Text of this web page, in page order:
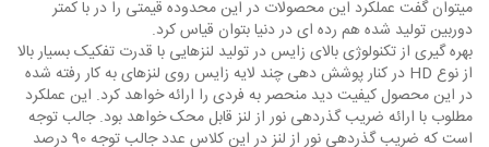
میتوان گفت عملکرد این محصولات در این محدوده قیمتی را در با کمتر
دوربین تولید شده هم رده ای در دنیا بتوان قیاس کرد.
بهره گیری از تکنولوژی بالای زایس در تولید لنزهایی با قدرت تفکیک بسیار بالا
از نوع HD در کنار پوشش دهی چند لایه زایس روی لنزهای به کار رفته شده
در این محصول کیفیت دید منحصر به فردی را ارائه خواهد کرد. این عملکرد
مطلوب با ارائه ضریب گذردهی نور از لنز قابل محک خواهد بود. جالب توجه
است که ضریب گذردهی نور از لنز در این کلاس عدد جالب توجه 90 درصد